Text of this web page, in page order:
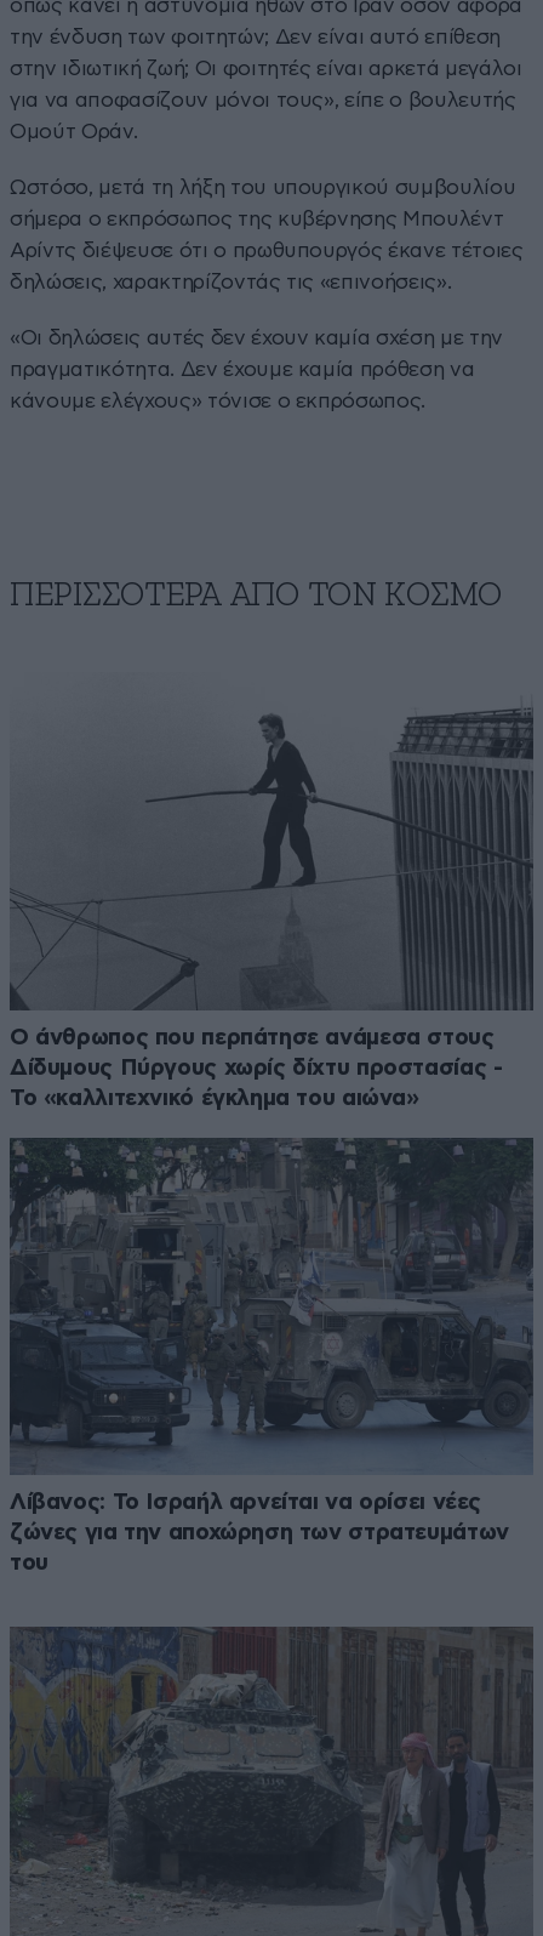
όπως κάνει η αστυνομία ηθών στο Ιράν όσον αφορά
την ένδυση των φοιτητών; Δεν είναι αυτό επίθεση
στην ιδιωτική ζωή; Οι φοιτητές είναι αρκετά μεγάλοι
για να αποφασίζουν μόνοι τους», είπε ο βουλευτής
Ομούτ Οράν.
Ωστόσο, μετά τη λήξη του υπουργικού συμβουλίου
σήμερα ο εκπρόσωπος της κυβέρνησης Μπουλέντ
Αρίντς διέψευσε ότι ο πρωθυπουργός έκανε τέτοιες
δηλώσεις, χαρακτηρίζοντάς τις «επινοήσεις».
«Οι δηλώσεις αυτές δεν έχουν καμία σχέση με την
πραγματικότητα. Δεν έχουμε καμία πρόθεση να
κάνουμε ελέγχους» τόνισε ο εκπρόσωπος.
ΠΕΡΙΣΣΟΤΕΡΑ ΑΠΟ ΤΟΝ ΚΟΣΜΟ
Ο άνθρωπος που περπάτησε ανάμεσα στους
Δίδυμους Πύργους χωρίς δίχτυ προστασίας -
Το «καλλιτεχνικό έγκλημα του αιώνα»
Λίβανος: Το Ισραήλ αρνείται να ορίσει νέες
ζώνες για την αποχώρηση των στρατευμάτων
του